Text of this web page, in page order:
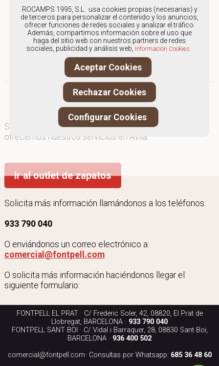
Los envíos a Ávila gestionados
entre semana se entregarán en
menos de 48 horas; los pedidos
realizados en fin de semana, el
producto se enviará a partir del
lunes.
Somos especialistas en Outlet de zapatos
ofrecemos nuestros servicios en Ávila.
Ir al outlet de zapatos
Solicita más información llamándonos a los teléfonos:
933 790 040
O enviándonos un correo electrónico a:
comercial@fontpell.com
O solicita más información haciéndonos llegar el
siguiente formulario:
FONTPELL EL PRAT · C/ Frederic Soler, 42, 08820, El Prat de
Llobregat, BARCELONA · 933 790 040
FONTPELL SANT BOI · C/ Vidal i Barraquer, 28, 08830 Sant Boi,
BARCELONA · 936 400 502
comercial@fontpell.com· Consultas por Whatsapp: 685 36 48 60
ROCAMPS 1995, S.L. usa cookies propias (necesarias) y
de terceros para personalizar el contenido y los anuncios,
ofrecer funciones de redes sociales y analizar el tráfico.
Además, compartimos información sobre el uso que
haga del sitio web con nuestros partners de redes
sociales, publicidad y análisis web, Información Cookies.
Aceptar Cookies
Rechazar Cookies
Configurar Cookies